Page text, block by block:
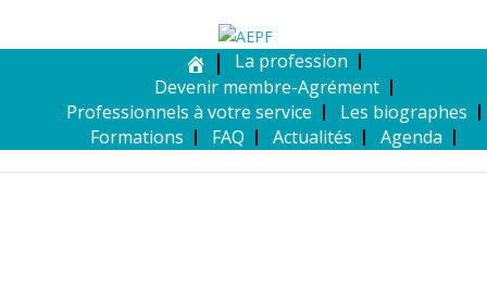
La profession
Devenir membre-Agrément
Professionnels à votre service
Les biographes
Formations
FAQ Actualités Agenda